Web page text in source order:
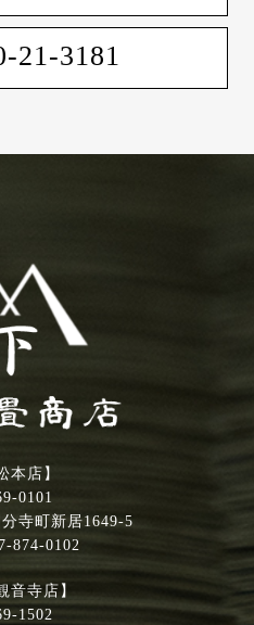
21-3181
本店】
0101
寺町新居1649-5
874-0102
音寺店】
1502